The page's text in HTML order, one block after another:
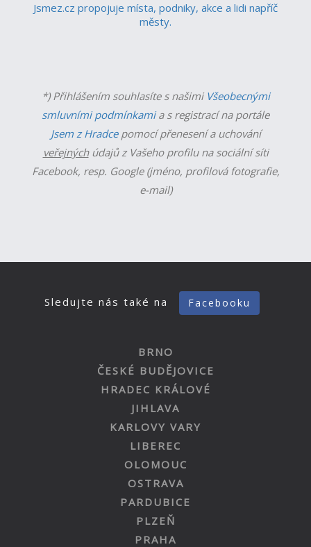
Jsmez.cz propojuje místa, podniky, akce a lidi napříč
městy.
*) Přihlášením souhlasíte s našimi Všeobecnými
smluvními podmínkamia s registrací na portále
Jsem z Hradcepomocí přenesení a uchování
veřejnýchúdajů z Vašeho profilu na sociální síti
Facebook, resp. Google (jméno, profilová fotografie,
e-mail)
Sledujte nás také na Facebooku
BRNO
ČESKÉ BUDĚJOVICE
HRADEC KRÁLOVÉ
JIHLAVA
KARLOVY VARY
LIBEREC
OLOMOUC
OSTRAVA
PARDUBICE
PLZEŇ
PRAHA